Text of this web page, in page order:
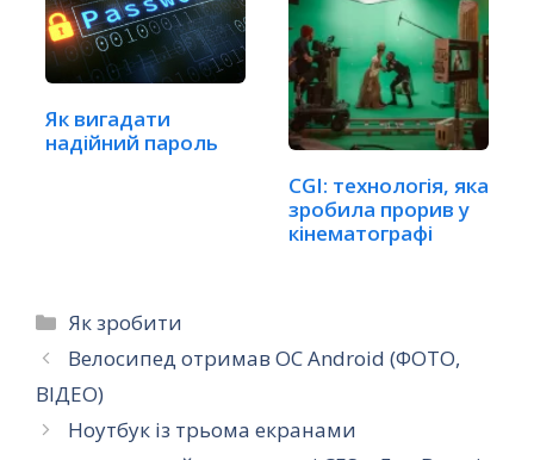
Як вигадати
надійний пароль
CGI: технологія, яка
зробила прорив у
кінематографі
Категорії
Як зробити
Велосипед отримав ОС Android (ФОТО,
ВІДЕО)
Ноутбук із трьома екранами